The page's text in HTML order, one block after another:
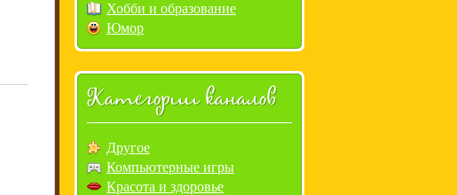
Хобби и образование
Юмор
Категории каналов
Другое
Компьютерные игры
Красота и здоровье